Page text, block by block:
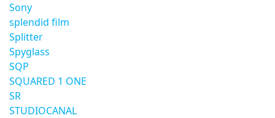
Sony
splendid film
Splitter
Spyglass
SQP
SQUARED 1 ONE
SR
STUDIOCANAL